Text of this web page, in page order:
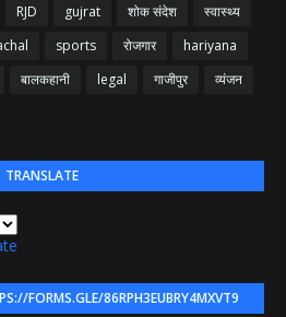
RJD gujrat शोक संदेश
स्वास्थ्य
sports रोजगार
hariyana
बालकहानी legal गाजीपुर
व्यंजन
TRANSLATE
FORMS.GLE/86RPH3EUBRY4MXVT9